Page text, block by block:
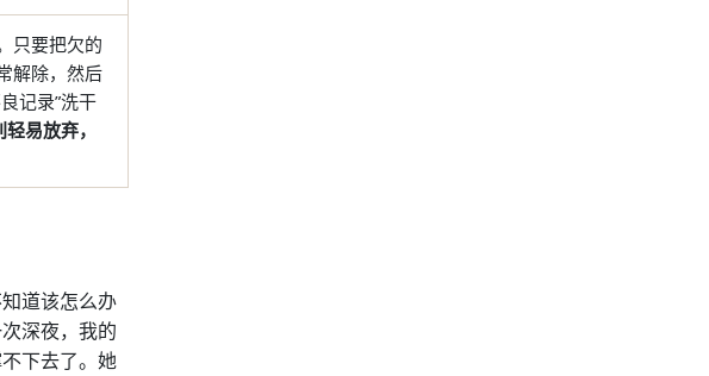
只要把欠的
解除，然后
记录”洗干
轻易放弃，
道该怎么办
深夜，我的
下去了。她